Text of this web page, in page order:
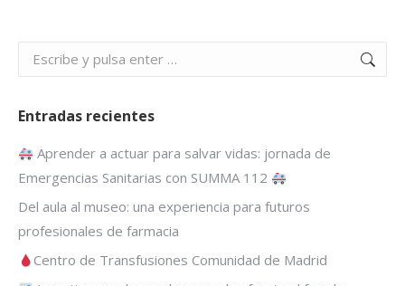
Buscar:
Entradas recientes
Aprender a actuar para salvar vidas: jornada de
Emergencias Sanitarias con SUMMA 112
Del aula al museo: una experiencia para futuros
profesionales de farmacia
Centro de Transfusiones Comunidad de Madrid